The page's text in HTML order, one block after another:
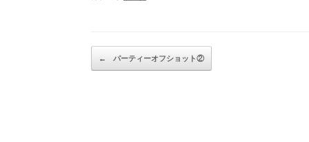
Post navigation
← パーティーオフショット②